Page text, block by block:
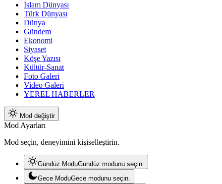
İslam Dünyası
Türk Dünyası
Dünya
Gündem
Ekonomi
Siyaset
Köşe Yazısı
Kültür-Sanat
Foto Galeri
Video Galeri
YEREL HABERLER
Mod değiştir
Mod Ayarları
Mod seçin, deneyimini kişiselleştirin.
Gündüz ModuGündüz modunu seçin.
Gece ModuGece modunu seçin.